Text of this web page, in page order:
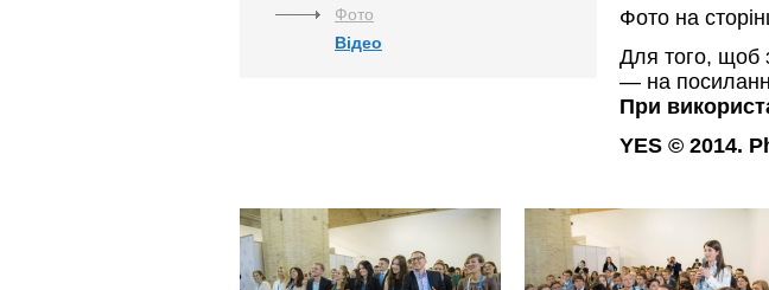
Фото
Відео
Фото на
Для того, щоб
— на
При
YES © 2014.